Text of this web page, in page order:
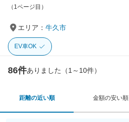
（1ページ目）
エリア： 牛久市
EV車OK
86件ありました（1～10件）
距離の近い順 金額の安い順